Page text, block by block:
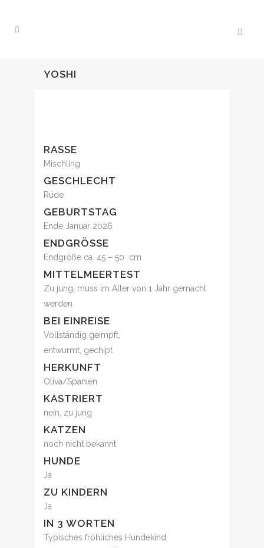
YOSHI
RASSE
Mischling
GESCHLECHT
Rüde
GEBURTSTAG
Ende Januar 2026
ENDGRÖSSE
Endgröße ca. 45 – 50 cm
MITTELMEERTEST
Zu jung, muss im Alter von 1 Jahr gemacht
werden
BEI EINREISE
Vollständig geimpft,
entwurmt, gechipt
HERKUNFT
Oliva/Spanien
KASTRIERT
nein, zu jung
KATZEN
noch nicht bekannt
HUNDE
Ja
ZU KINDERN
Ja
IN 3 WORTEN
Typisches fröhliches Hundekind